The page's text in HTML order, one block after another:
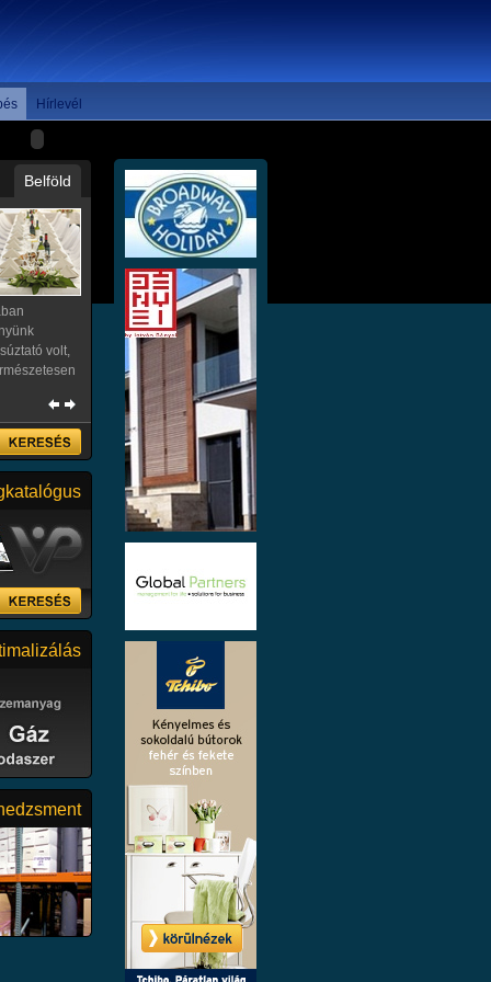
Hírlevél
Belföld
A
volt,
2004
Csongrád
és
hogy
céllal jött
JÓ ÁRON!
digitális
áron és